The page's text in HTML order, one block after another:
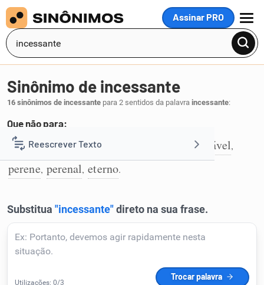
Assinar PRO
MENU
Reescrever Texto
Resumir Texto
Corrigir Texto
Detector de IA
Humanizador de IA
Sinônimo de incessante
16 sinônimos de incessante para 2 sentidos da palavra incessante:
Que não para:
1 ininterrupto,contínuo infindável,
perene, perenal, eterno.